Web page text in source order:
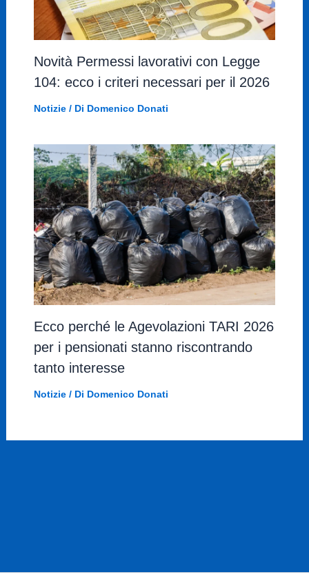
Novità Permessi lavorativi con Legge
104: ecco i criteri necessari per il 2026
Notizie/ Di Domenico Donati
Ecco perché le Agevolazioni TARI 2026
per i pensionati stanno riscontrando
tanto interesse
Notizie/ Di Domenico Donati